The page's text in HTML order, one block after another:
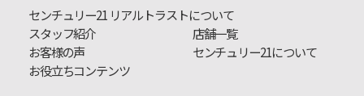
センチュリー21 リアルトラストについて
スタッフ紹介
店舗一覧
お客様の声
センチュリー21について
お役立ちコンテンツ